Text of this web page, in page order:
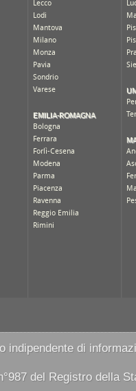
indipendente di
del Registro della